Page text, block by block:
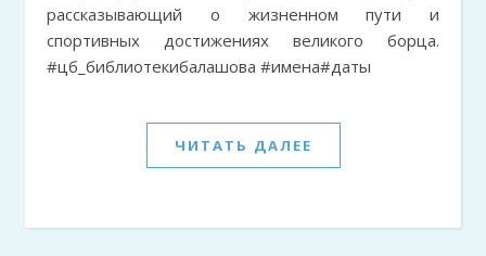
рассказывающий о жизненном пути и
спортивных достижениях великого борца.
#цб_библиотекибалашова #имена#даты
ЧИТАТЬ ДАЛЕЕ